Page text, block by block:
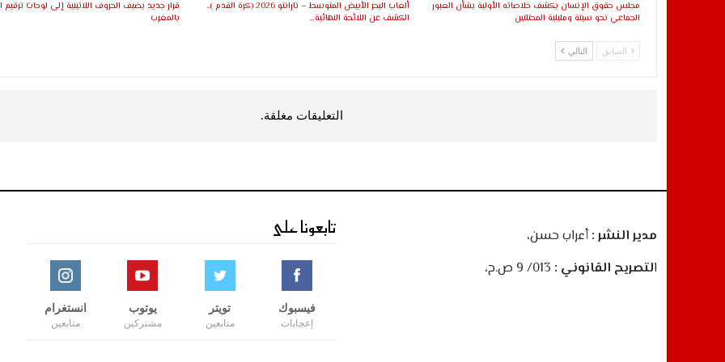
مجلس حقوق الإنسان يكشف خلاصاته الأولية بشأن العبور
الجماعي نحو سبتة ومليلية المحتلتين
ألعاب البحر الأبيض المتوسط – تارانتو 2026 (كرة القدم )..
الكشف عن اللائحة النهائية…
قرار جديد يضيف الحروف اللاتينية إلى لوحات ترقيم
بالمغرب
السابق التالي
التعليقات مغلقة.
مدير النشر :أعراب حسن،
التصريح القانوني :
تابعونا على
فيسبوك
إعجابات
تويتر
متابعين
يوتوب
مشتركين
انستغرام
متابعين